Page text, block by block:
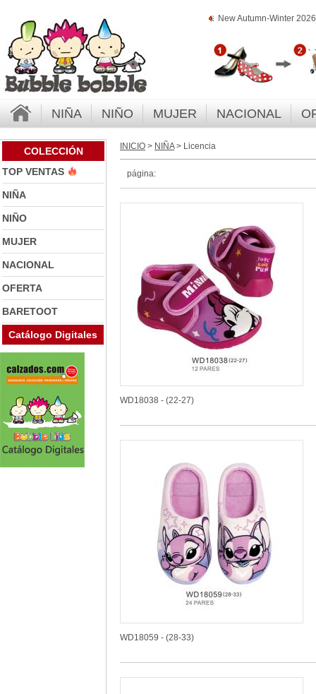
New Autumn-Winter
NIÑA NIÑO MUJER NACIONAL
COLECCIÓN
TOP VENTAS
NIÑA
NIÑO
MUJER
NACIONAL
OFERTA
BARETOOT
Catálogo Digitales
INICIO > NIÑA> Licencia
página:
WD18038 - (22-27)
WD18059 - (28-33)